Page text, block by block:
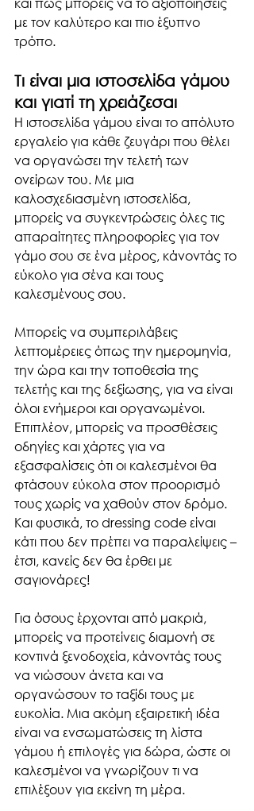
με τον καλύτερο και πιο έξυπνο
τρόπο.
Τι είναι μια ιστοσελίδα γάμου
και γιατί τη χρειάζεσαι
Η ιστοσελίδα γάμου είναι το απόλυτο
εργαλείο για κάθε ζευγάρι που θέλει
να οργανώσει την τελετή των
ονείρων του. Με μια
καλοσχεδιασμένη ιστοσελίδα,
μπορείς να συγκεντρώσεις όλες τις
απαραίτητες πληροφορίες για τον
γάμο σου σε ένα μέρος, κάνοντάς το
εύκολο για σένα και τους
καλεσμένους σου.
Μπορείς να συμπεριλάβεις
λεπτομέρειες όπως την ημερομηνία,
την ώρα και την τοποθεσία της
τελετής και της δεξίωσης, για να είναι
όλοι ενήμεροι και οργανωμένοι.
Επιπλέον, μπορείς να προσθέσεις
οδηγίες και χάρτες για να
εξασφαλίσεις ότι οι καλεσμένοι θα
φτάσουν εύκολα στον προορισμό
τους χωρίς να χαθούν στον δρόμο.
Και φυσικά, το dressing code είναι
κάτι που δεν πρέπει να παραλείψεις –
έτσι, κανείς δεν θα έρθει με
σαγιονάρες!
Για όσους έρχονται από μακριά,
μπορείς να προτείνεις διαμονή σε
κοντινά ξενοδοχεία, κάνοντάς τους
να νιώσουν άνετα και να
οργανώσουν το ταξίδι τους με
ευκολία. Μια ακόμη εξαιρετική ιδέα
είναι να ενσωματώσεις τη λίστα
γάμου ή επιλογές για δώρα, ώστε οι
καλεσμένοι να γνωρίζουν τι να
επιλέξουν για εκείνη τη μέρα.